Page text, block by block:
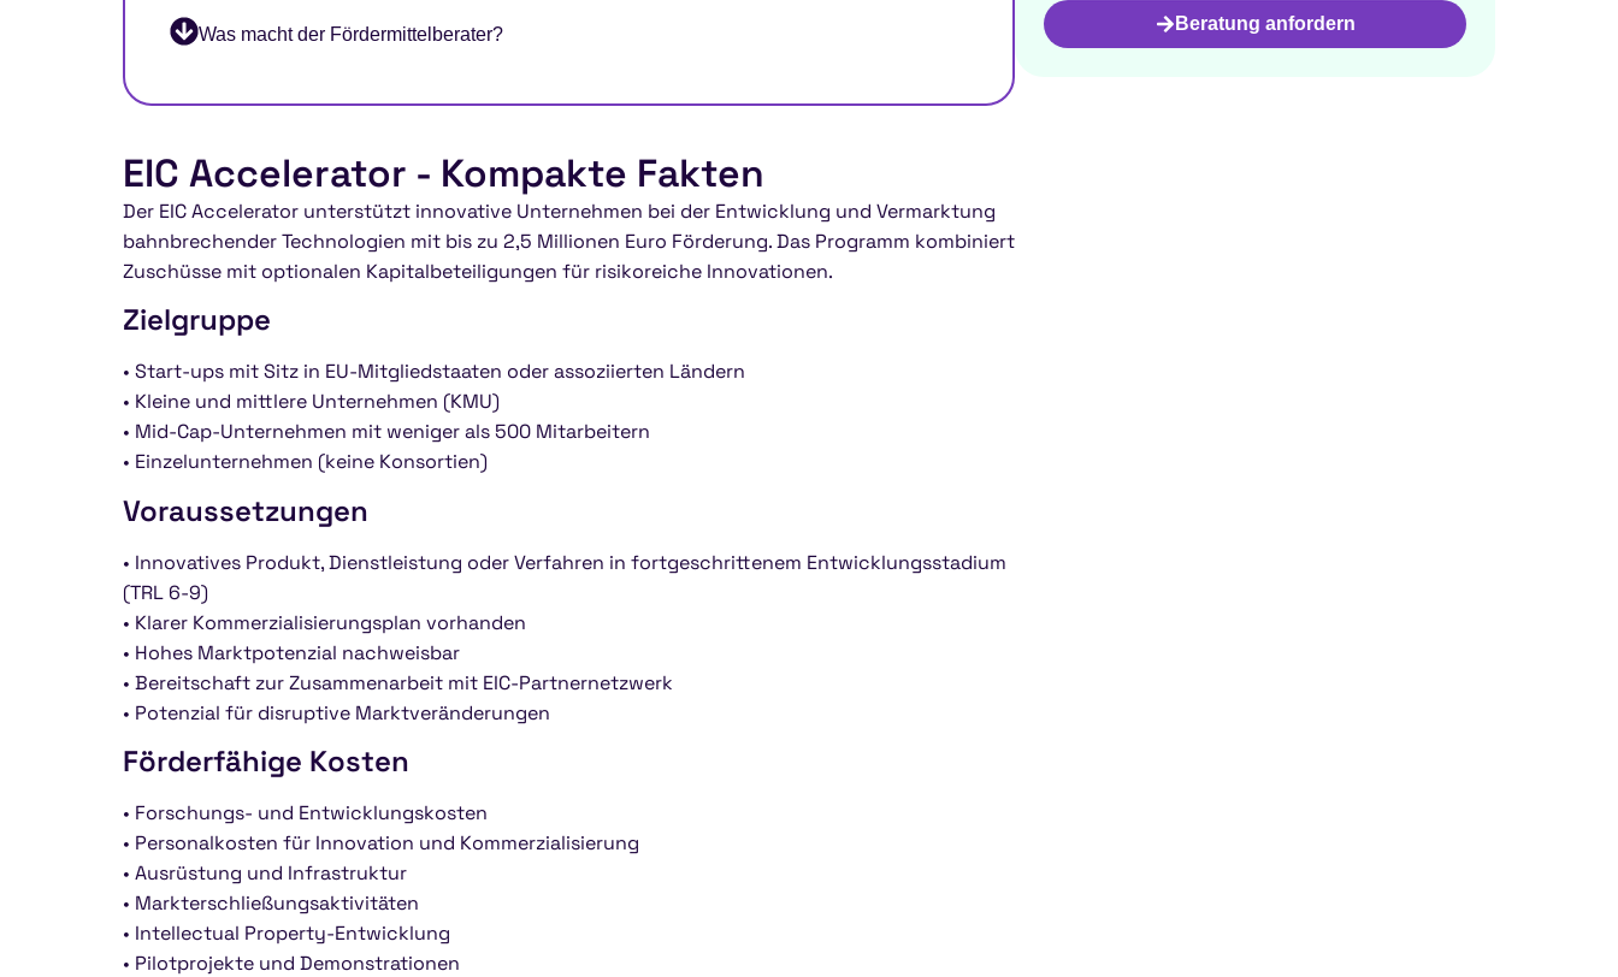
Was macht der Fördermittelberater?
EIC Accelerator - Kompakte Fakten
Der EIC Accelerator unterstützt innovative Unternehmen bei der Entwicklung und Vermarktung
bahnbrechender Technologien mit bis zu 2,5 Millionen Euro Förderung. Das Programm kombiniert
Zuschüsse mit optionalen Kapitalbeteiligungen für risikoreiche Innovationen.
Zielgruppe
• Start-ups mit Sitz in EU-Mitgliedstaaten oder assoziierten Ländern
• Kleine und mittlere Unternehmen (KMU)
• Mid-Cap-Unternehmen mit weniger als 500 Mitarbeitern
• Einzelunternehmen (keine Konsortien)
Voraussetzungen
• Innovatives Produkt, Dienstleistung oder Verfahren in fortgeschrittenem Entwicklungsstadium
(TRL 6-9)
• Klarer Kommerzialisierungsplan vorhanden
• Hohes Marktpotenzial nachweisbar
• Bereitschaft zur Zusammenarbeit mit EIC-Partnernetzwerk
• Potenzial für disruptive Marktveränderungen
Förderfähige Kosten
• Forschungs- und Entwicklungskosten
• Personalkosten für Innovation und Kommerzialisierung
• Ausrüstung und Infrastruktur
• Markterschließungsaktivitäten
• Intellectual Property-Entwicklung
• Pilotprojekte und Demonstrationen
Beratung anfordern